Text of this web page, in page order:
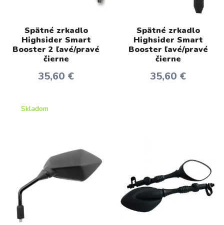
Spätné zrkadlo
Highsider Smart
Booster 2 ľavé/pravé
čierne
35,60 €
Skladom
Spätné zrkadlo
Highsider Smart
Booster ľavé/pravé
čierne
35,60 €